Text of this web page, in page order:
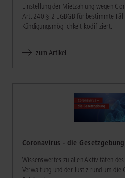
Einstellung der Mietzahlung wegen
Art. 240 § 2 EGBGB für bestimmte
Kündigungsmöglichkeit kodifiziert.
zum Artikel
Coronavirus - die Gesetzgebung
Wissenswertes zu allen Aktivitäten des
Verwaltung und der Justiz rund um die